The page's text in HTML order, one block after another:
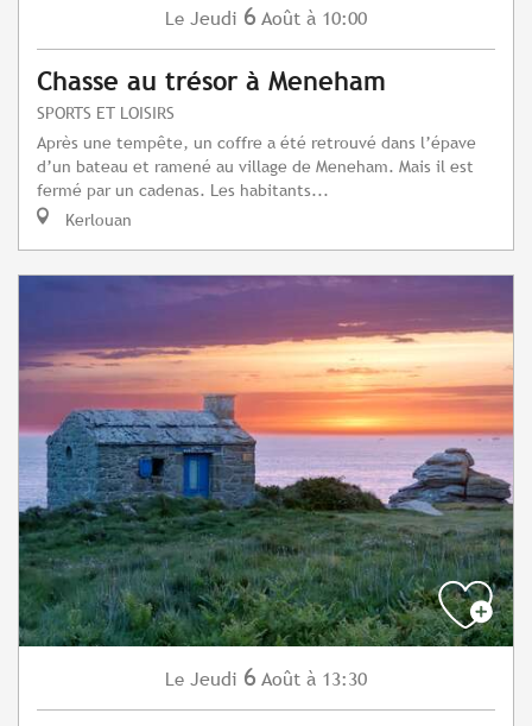
Le Jeudi 6 Août à 10:00
Chasse au trésor à Meneham
SPORTS ET LOISIRS
Après une tempête, un coffre a été retrouvé dans l’épave
d’un bateau et ramené au village de Meneham. Mais il est
fermé par un cadenas. Les habitants...
Kerlouan
Le Jeudi 6 Août à 13:30